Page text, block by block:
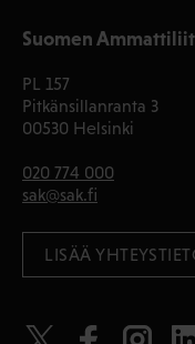
Suomen
PL 157
Pitkänsillanranta 3
00530 Helsinki
020 774 000
sak@sak.fi
LISÄÄ